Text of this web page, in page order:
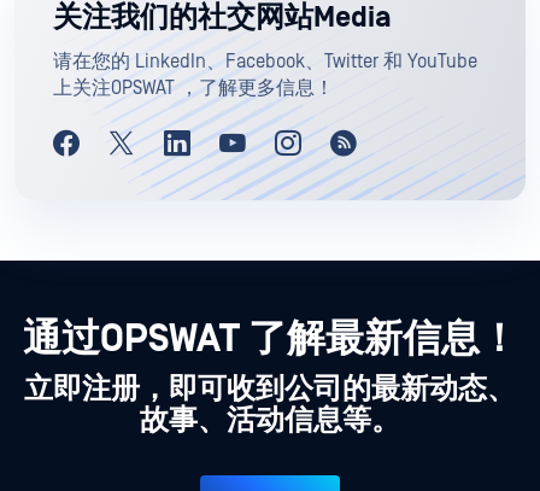
关注我们的社交网站Media
请在您的 LinkedIn、Facebook、Twitter 和 YouTube
上关注OPSWAT ，了解更多信息！
通过OPSWAT 了解最新信息！
立即注册，即可收到公司的最新动态、
故事、活动信息等。